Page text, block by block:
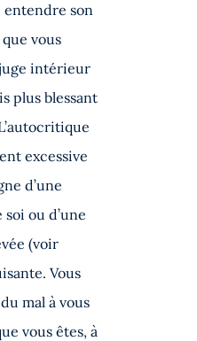
son
vous
intérieur
plus blessant
excessive
d’une
ou d’une
(voir
Vous
mal à vous
vous êtes, à